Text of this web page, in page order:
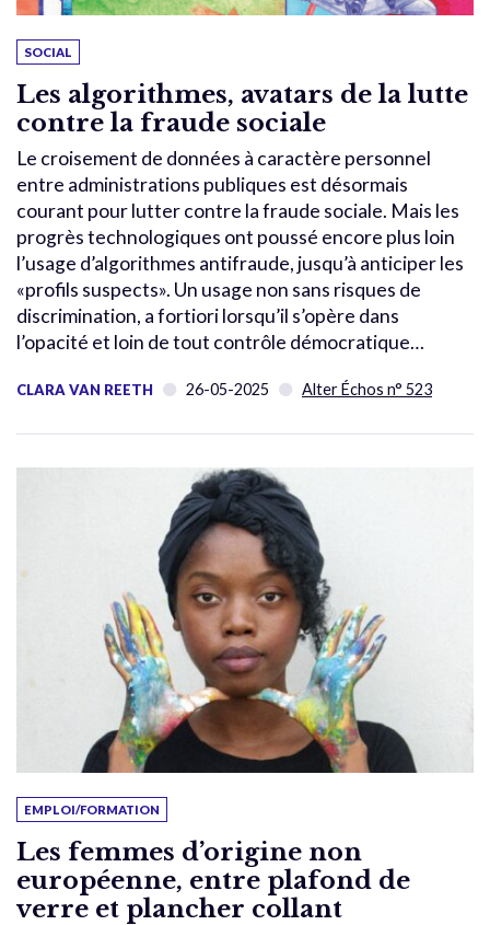
SOCIAL
Les algorithmes, avatars de la lutte
contre la fraude sociale
Le croisement de données à caractère personnel
entre administrations publiques est désormais
courant pour lutter contre la fraude sociale. Mais les
progrès technologiques ont poussé encore plus loin
l’usage d’algorithmes antifraude, jusqu’à anticiper les
«profils suspects». Un usage non sans risques de
discrimination, a fortiori lorsqu’il s’opère dans
l’opacité et loin de tout contrôle démocratique…
CLARA VAN REETH 26-05-2025 Alter Échos n° 523
EMPLOI/FORMATION
Les femmes d’origine non
européenne, entre plafond de
verre et plancher collant